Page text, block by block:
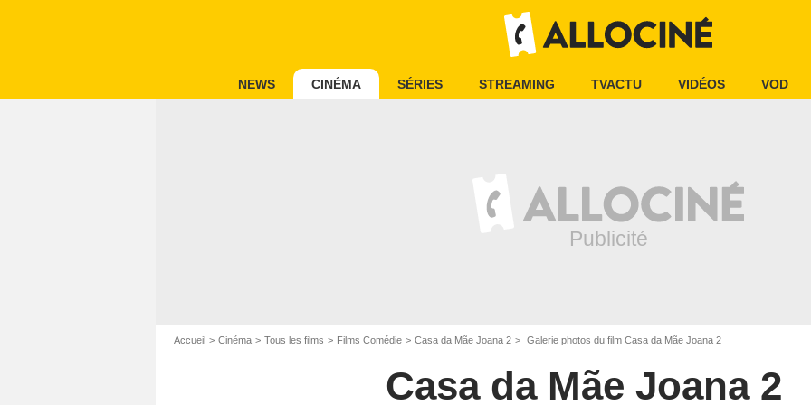
NEWS CINÉMA SÉRIES STREAMING TVACTU VIDÉOS VOD
Accueil Cinéma Tous les films Films Comédie Casa da Mãe Joana 2 Galerie photos du film Casa da Mãe Joana 2
Casa da Mãe Joana 2